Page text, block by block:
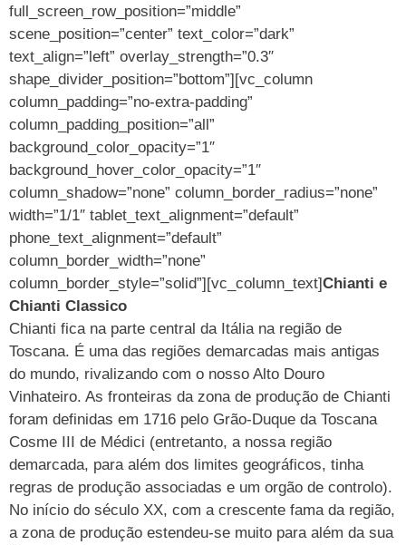
full_screen_row_position=”middle”
scene_position=”center” text_color=”dark”
text_align=”left” overlay_strength=”0.3″
shape_divider_position=”bottom”][vc_column
column_padding=”no-extra-padding”
column_padding_position=”all”
background_color_opacity=”1″
background_hover_color_opacity=”1″
column_shadow=”none” column_border_radius=”none”
width=”1/1″ tablet_text_alignment=”default”
phone_text_alignment=”default”
column_border_width=”none”
column_border_style=”solid”][vc_column_text]Chianti e
Chianti Classico
Chianti fica na parte central da Itália na região de
Toscana. É uma das regiões demarcadas mais antigas
do mundo, rivalizando com o nosso Alto Douro
Vinhateiro. As fronteiras da zona de produção de Chianti
foram definidas em 1716 pelo Grão-Duque da Toscana
Cosme III de Médici (entretanto, a nossa região
demarcada, para além dos limites geográficos, tinha
regras de produção associadas e um orgão de controlo).
No início do século XX, com a crescente fama da região,
a zona de produção estendeu-se muito para além da sua